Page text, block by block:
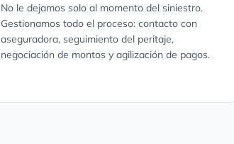
No le dejamos solo al momento del siniestro.
Gestionamos todo el proceso: contacto con
aseguradora, seguimiento del peritaje,
negociación de montos y agilización de pagos.